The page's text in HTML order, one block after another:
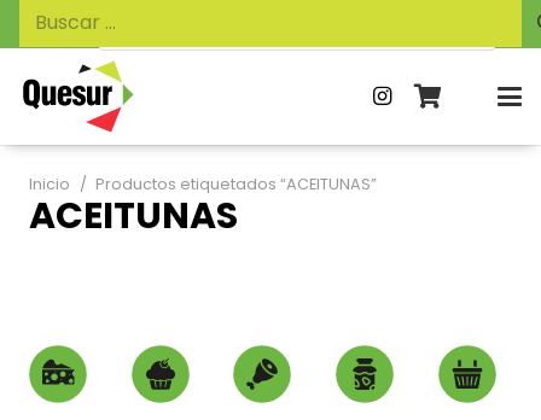
de
productos
Buscar:
Inicio / Productos etiquetados “ACEITUNAS”
ACEITUNAS